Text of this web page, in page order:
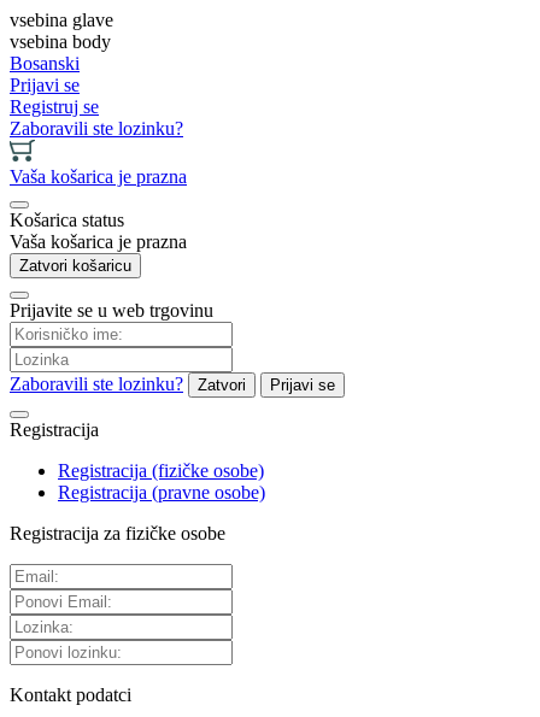
vsebina glave
vsebina body
Bosanski
Prijavi se
Registruj se
Zaboravili ste lozinku?
Vaša košarica je prazna
Košarica status
Vaša košarica je prazna
Zatvori košaricu
Prijavite se u web trgovinu
Zaboravili ste lozinku? Zatvori Prijavi se
Registracija
Registracija (fizičke osobe)
Registracija (pravne osobe)
Registracija za fizičke osobe
Kontakt podatci